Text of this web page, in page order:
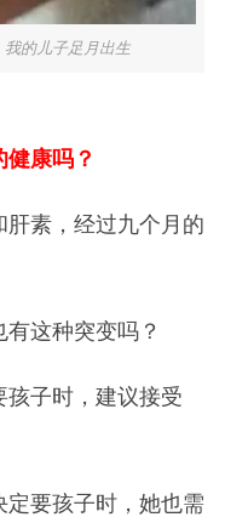
的儿子足月出生
康吗？
素，经过九个月的
这种突变吗？
孩子时，建议接受
要孩子时，她也需